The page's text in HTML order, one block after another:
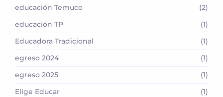
educación Temuco
(2)
educación TP
(1)
Educadora Tradicional
(1)
egreso 2024
(1)
egreso 2025
(1)
Elige Educar
(1)